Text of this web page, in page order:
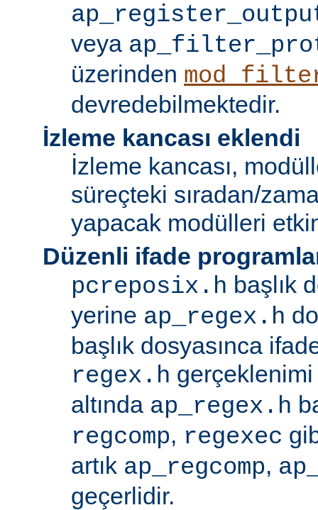
veya
üzerinden
devredebilmektedir.
İzleme kancası eklendi
İzleme kancası,
süreçteki sıradan/
yapacak modülleri
Düzenli ifade
pcreposix.h başlık
yerine ap_regex.h
başlık dosyasınca
regex.h
altında ap_regex.h
regcomp, regexec
artık ap_regcomp,
geçerlidir.